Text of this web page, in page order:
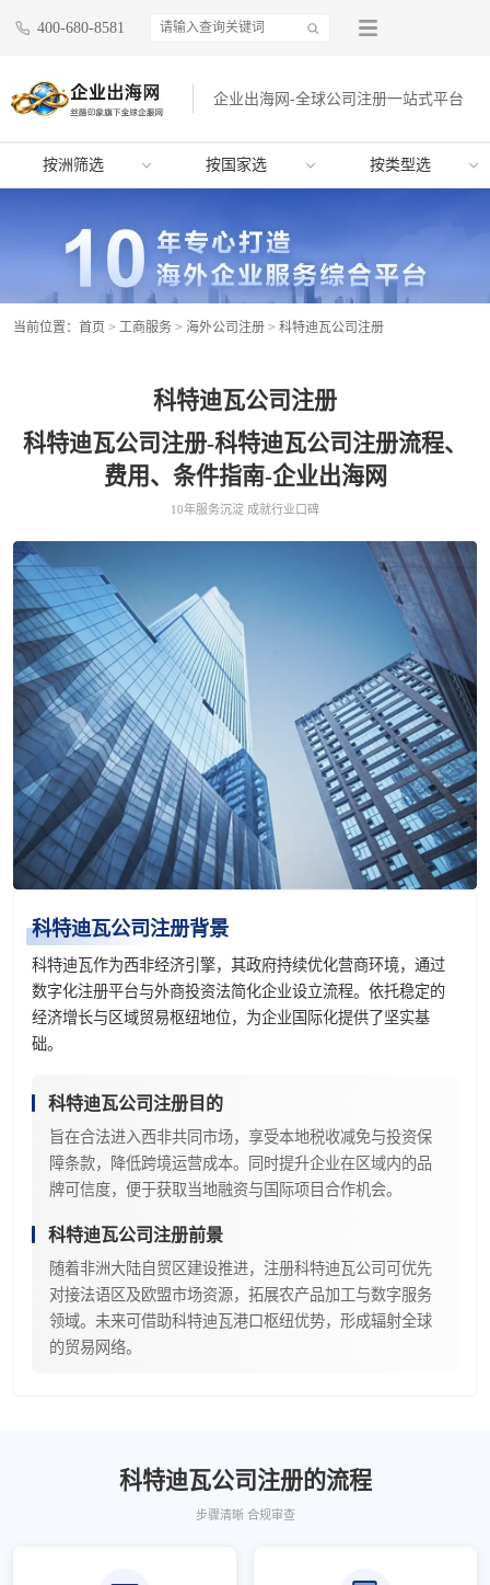
400-680-8581
企业出海网-全球公司注册一站式平台
按洲筛选 按国家选 按类型选
当前位置： 首页 > 工商服务 > 海外公司注册 > 科特迪瓦公司注册
科特迪瓦公司注册
科特迪瓦公司注册-科特迪瓦公司注册流程、
费用、条件指南-企业出海网
10年服务沉淀 成就行业口碑
科特迪瓦公司注册背景
科特迪瓦作为西非经济引擎，其政府持续优化营商环境，通过
数字化注册平台与外商投资法简化企业设立流程。依托稳定的
经济增长与区域贸易枢纽地位，为企业国际化提供了坚实基
础。
科特迪瓦公司注册目的
旨在合法进入西非共同市场，享受本地税收减免与投资保
障条款，降低跨境运营成本。同时提升企业在区域内的品
牌可信度，便于获取当地融资与国际项目合作机会。
科特迪瓦公司注册前景
随着非洲大陆自贸区建设推进，注册科特迪瓦公司可优先
对接法语区及欧盟市场资源，拓展农产品加工与数字服务
领域。未来可借助科特迪瓦港口枢纽优势，形成辐射全球
的贸易网络。
科特迪瓦公司注册的流程
步骤清晰 合规审查